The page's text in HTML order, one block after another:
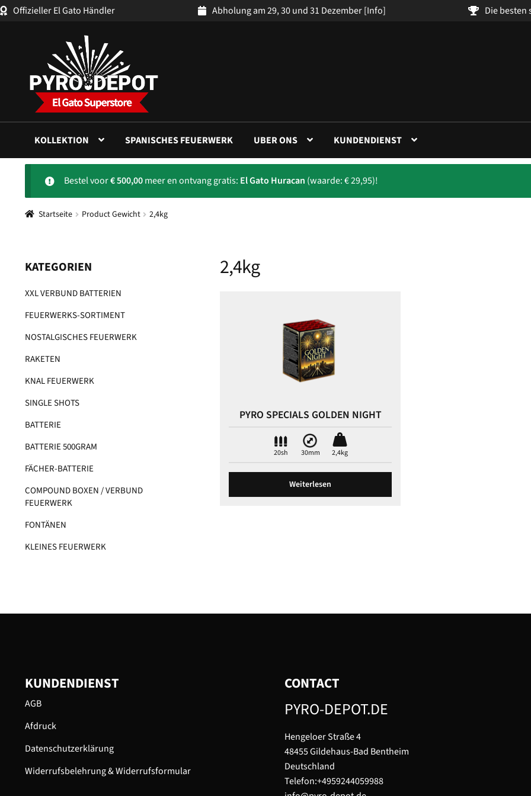
Offizieller El Gato Händler Abholung am 29, 30 und 31 Dezember[Info] Die besten
Navigation
springen
springen
KOLLEKTION SPANISCHES FEUERWERK UBER ONS KUNDENDIENST
Bestel voor€500,00meer en ontvang gratis: El Gato Huracan (waarde: € 29,95)!
Startseite Product Gewicht 2,4kg
2,4kg
PYRO SPECIALS GOLDEN NIGHT
20sh 30mm 2,4kg
Weiterlesen
KATEGORIEN
XXL VERBUND BATTERIEN
FEUERWERKS-SORTIMENT
NOSTALGISCHES FEUERWERK
RAKETEN
KNAL FEUERWERK
SINGLE SHOTS
BATTERIE
BATTERIE 500GRAM
FÄCHER-BATTERIE
COMPOUND BOXEN / VERBUND
FEUERWERK
FONTÄNEN
KLEINES FEUERWERK​
KUNDENDIENST
AGB
Afdruck
Datenschutzerklärung
Widerrufsbelehrung & Widerrufsformular
CONTACT
PYRO-DEPOT.DE
Hengeloer Straße 4
48455 Gildehaus-Bad Bentheim
Deutschland
Telefon:+4959244059988